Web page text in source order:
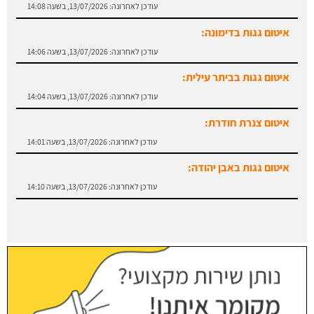
עודכן לאחרונה: 13/07/2026, בשעה 14:08
איטום גגות בדימונה:
עודכן לאחרונה: 13/07/2026, בשעה 14:06
איטום גגות בביתר עילית:
עודכן לאחרונה: 13/07/2026, בשעה 14:04
איטום צנרת חודרת:
עודכן לאחרונה: 13/07/2026, בשעה 14:01
איטום גגות באבן יהודה:
עודכן לאחרונה: 13/07/2026, בשעה 14:10